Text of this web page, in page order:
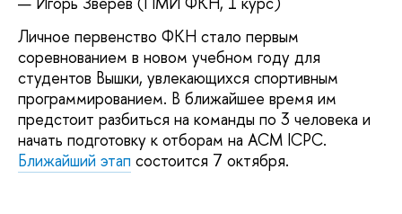
Личное первенство ФКН стало первым
соревнованием в новом учебном году для
студентов Вышки, увлекающихся спортивным
программированием. В ближайшее время им
предстоит разбиться на команды по 3 человека и
начать подготовку к отборам на ACM ICPC.
Ближайший этап состоится 7 октября.